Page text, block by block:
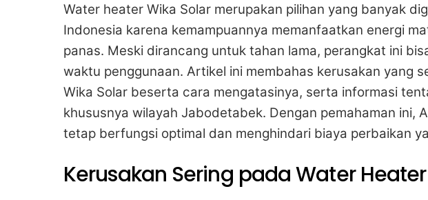
Water heater Wika Solar merupakan pilihan yang banyak
Indonesia karena kemampuannya memanfaatkan energi
panas. Meski dirancang untuk tahan lama, perangkat ini
waktu penggunaan. Artikel ini membahas kerusakan yang
Wika Solar beserta cara mengatasinya, serta informasi
khususnya wilayah Jabodetabek. Dengan pemahaman ini,
tetap berfungsi optimal dan menghindari biaya perbaikan
Kerusakan Sering pada Water